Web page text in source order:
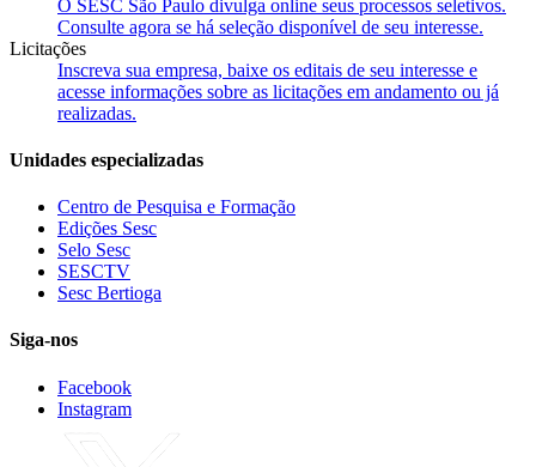
O SESC São Paulo divulga online seus processos seletivos.
Consulte agora se há seleção disponível de seu interesse.
Licitações
Inscreva sua empresa, baixe os editais de seu interesse e
acesse informações sobre as licitações em andamento ou já
realizadas.
Unidades especializadas
Centro de Pesquisa e Formação
Edições Sesc
Selo Sesc
SESCTV
Sesc Bertioga
Siga-nos
Facebook
Instagram